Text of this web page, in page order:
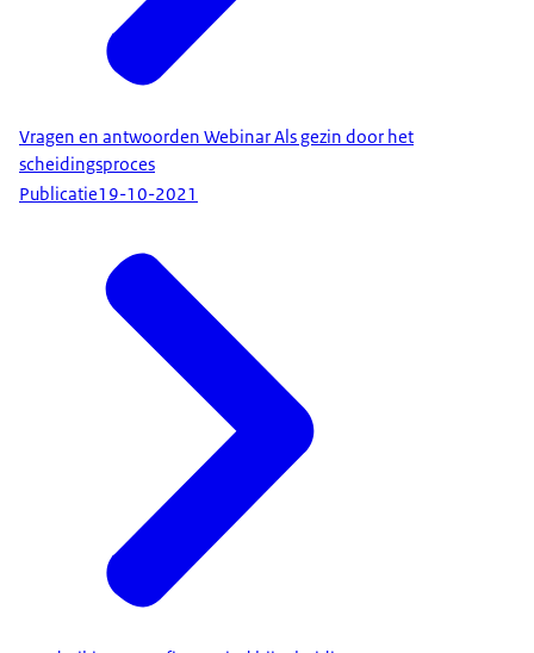
Vragen en antwoorden Webinar Als gezin door het
scheidingsproces
Publicatie19-10-2021